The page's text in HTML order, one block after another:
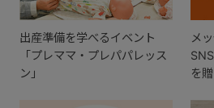
出産準備を学べるイベント
「プレママ・プレパパレッス
ン」
メ
を